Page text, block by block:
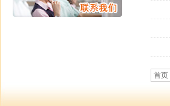
首页